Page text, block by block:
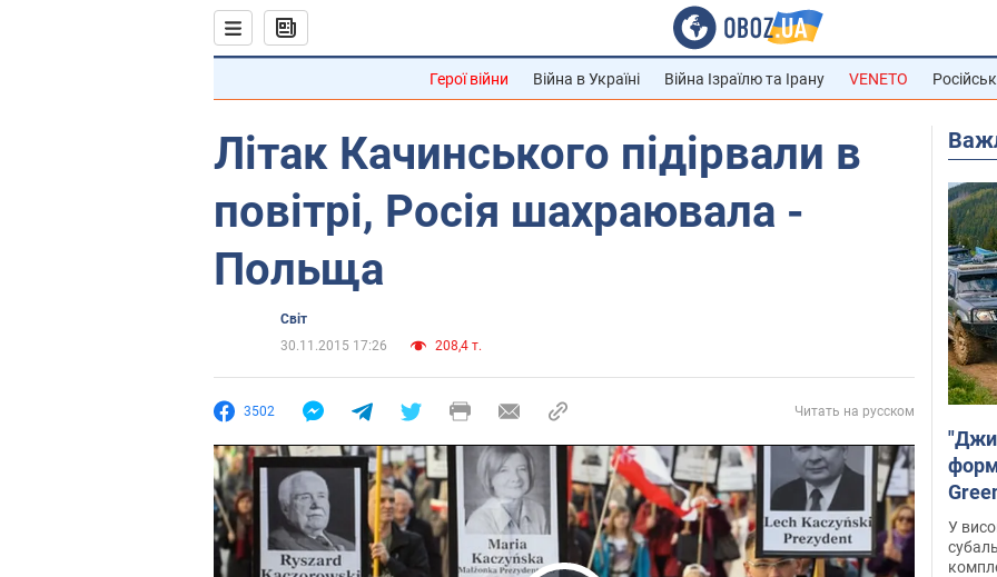
Герої війни Війна в Україні Війна Ізраїлю та Ірану VENETO
Літак Качинського підірвали в
повітрі, Росія шахраювала -
Польща
Світ
30.11.2015 17:26
208,4 т.
3502 Читать на русском
У